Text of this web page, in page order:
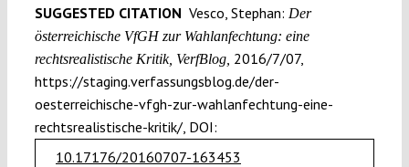
SUGGESTED CITATION Vesco, Stephan: Der
österreichische VfGH zur Wahlanfechtung: eine
rechtsrealistische Kritik, VerfBlog, 2016/7/07,
https://staging.verfassungsblog.de/der-
oesterreichische-vfgh-zur-wahlanfechtung-eine-
rechtsrealistische-kritik/, DOI:
10.17176/20160707-163453